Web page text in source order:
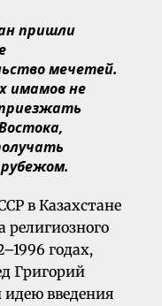
пришли
мечетей.
имамов не
в Казахстане
религиозного
годах,
Григорий
идею введения